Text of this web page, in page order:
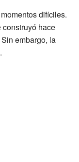
difíciles.
construyó hace
embargo, la